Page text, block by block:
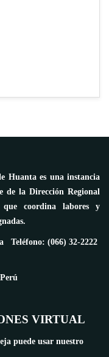
Huanta es una instancia
de la Dirección Regional
coordina labores y
Teléfono: (066) 32-2222
VIRTUAL
puede usar nuestro